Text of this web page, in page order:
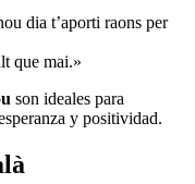
dia t’aporti raons per
que mai.»
son ideales para
y positividad.